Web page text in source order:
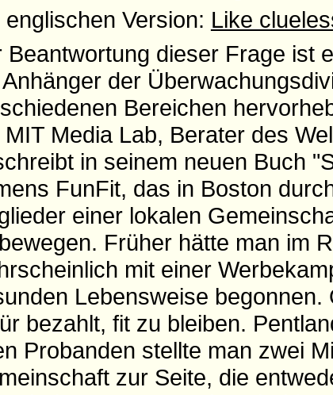
englischen Version: Like
Beantwortung dieser Frage ist
der
Bereichen
MIT Media Lab, Berater des
in seinem neuen Buch
FunFit, das in Boston
einer lokalen
Früher hätte man im
mit einer
Lebensweise
bezahlt, fit zu bleiben.
Probanden stellte man zwei
zur Seite, die